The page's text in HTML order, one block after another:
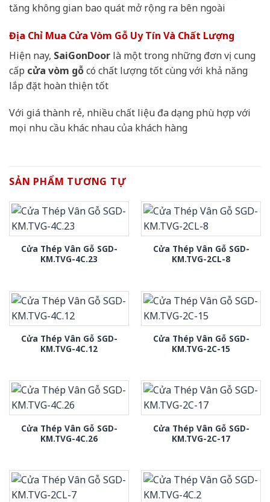
tăng không gian bao quát mở rộng ra bên ngoài
Địa Chỉ Mua Cửa Vòm Gỗ Uy Tín Và Chất Lượng
Hiện nay, SaiGonDoor là một trong những đơn vị cung
cấp cửa vòm gỗcó chất lượng tốt cùng với khả năng
lắp đặt hoàn thiện tốt
Với giá thành rẻ, nhiều chất liệu đa dạng phù hợp với
mọi nhu cầu khác nhau của khách hàng
SẢN PHẨM TƯƠNG TỰ
Cửa Thép Vân Gỗ SGD-
KM.TVG-4C.23
Cửa Thép Vân Gỗ SGD-
KM.TVG-2CL-8
Cửa Thép Vân Gỗ SGD-
KM.TVG-4C.12
Cửa Thép Vân Gỗ SGD-
KM.TVG-2C-15
Cửa Thép Vân Gỗ SGD-
KM.TVG-4C.26
Cửa Thép Vân Gỗ SGD-
KM.TVG-2C-17